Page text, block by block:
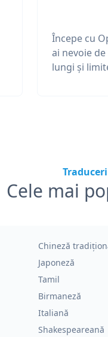
Începe cu
ai nevoie
lungi și
Cele mai
Chineză
Japoneză
Tamil
Birmaneză
Italiană
Shakespeareană